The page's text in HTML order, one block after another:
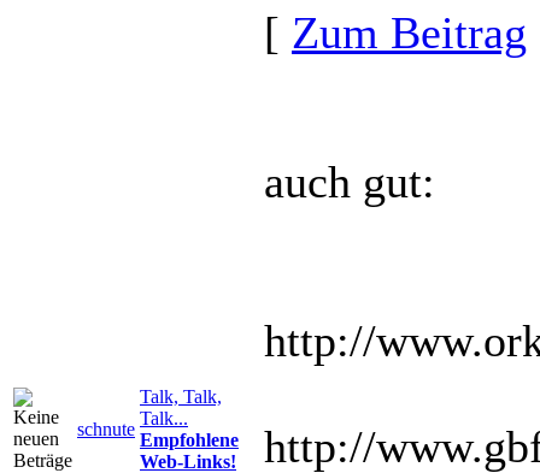
[ Zum Beitrag
schnute
Talk, Talk,
Talk...
Empfohlene
Web-Links!
auch gut:
http://
http://